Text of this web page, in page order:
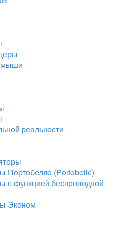
мыши
реальности
Портобелло (Portobello)
с функцией беспроводной
Эконом